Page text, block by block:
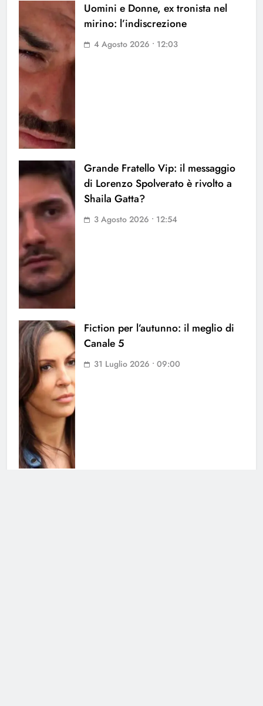
Uomini e Donne, ex tronista nel
mirino: l’indiscrezione
4 Agosto 2026 • 12:03
Grande Fratello Vip: il messaggio
di Lorenzo Spolverato è rivolto a
Shaila Gatta?
3 Agosto 2026 • 12:54
Fiction per l’autunno: il meglio di
Canale 5
31 Luglio 2026 • 09:00